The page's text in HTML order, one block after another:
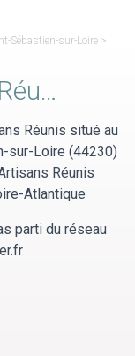
Sébastien-sur-Loire >
Abage Artisans Réunis
Réunis situé au
sur-Loire (44230)
Réunis
Atlantique
parti du réseau